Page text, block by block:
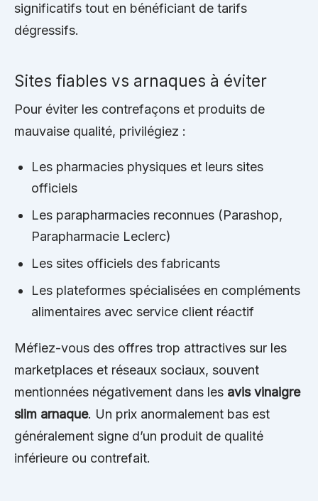
significatifs tout en bénéficiant de tarifs
dégressifs.
Sites fiables vs arnaques à éviter
Pour éviter les contrefaçons et produits de
mauvaise qualité, privilégiez :
Les pharmacies physiques et leurs sites
officiels
Les parapharmacies reconnues (Parashop,
Parapharmacie Leclerc)
Les sites officiels des fabricants
Les plateformes spécialisées en compléments
alimentaires avec service client réactif
Méfiez-vous des offres trop attractives sur les
marketplaces et réseaux sociaux, souvent
mentionnées négativement dans les avis vinaigre
slim arnaque. Un prix anormalement bas est
généralement signe d’un produit de qualité
inférieure ou contrefait.